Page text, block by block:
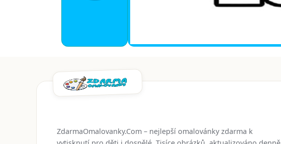
ZdarmaOmalovanky.Com – nejlepší omalovánky zdarma k